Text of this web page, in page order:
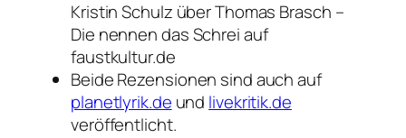
Kristin Schulz über Thomas Brasch –
Die nennen das Schrei auf
faustkultur.de
Beide Rezensionen sind auch auf
planetlyrik.de und livekritik.de
veröffentlicht.